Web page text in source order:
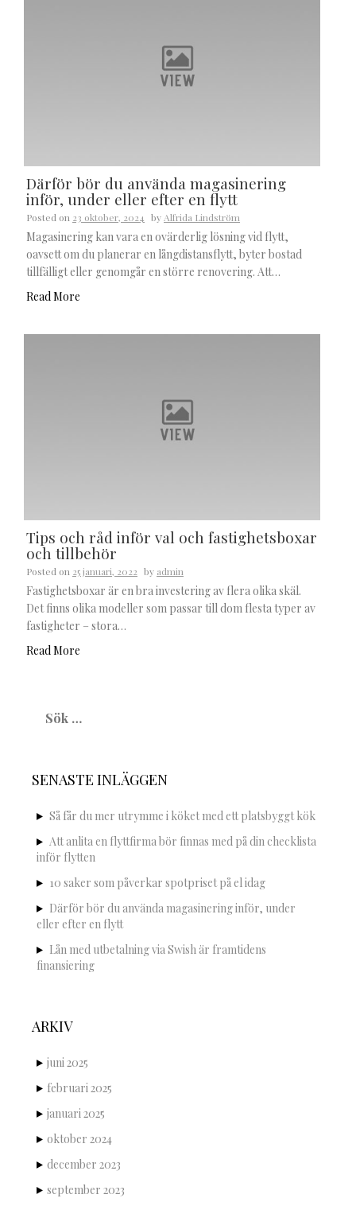
Därför bör du använda magasinering
inför, under eller efter en flytt
Posted on 23 oktober, 2024 by Alfrida Lindström
Magasinering kan vara en ovärderlig lösning vid flytt,
oavsett om du planerar en långdistansflytt, byter bostad
tillfälligt eller genomgår en större renovering. Att…
Read More
Tips och råd inför val och fastighetsboxar
och tillbehör
Posted on 25 januari, 2022 by admin
Fastighetsboxar är en bra investering av flera olika skäl.
Det finns olika modeller som passar till dom flesta typer av
fastigheter – stora…
Read More
efter:
SENASTE INLÄGGEN
Så får du mer utrymme i köket med ett platsbyggt kök
Att anlita en flyttfirma bör finnas med på din checklista
inför flytten
10 saker som påverkar spotpriset på el idag
Därför bör du använda magasinering inför, under
eller efter en flytt
Lån med utbetalning via Swish är framtidens
finansiering
ARKIV
juni 2025
februari 2025
januari 2025
oktober 2024
december 2023
september 2023